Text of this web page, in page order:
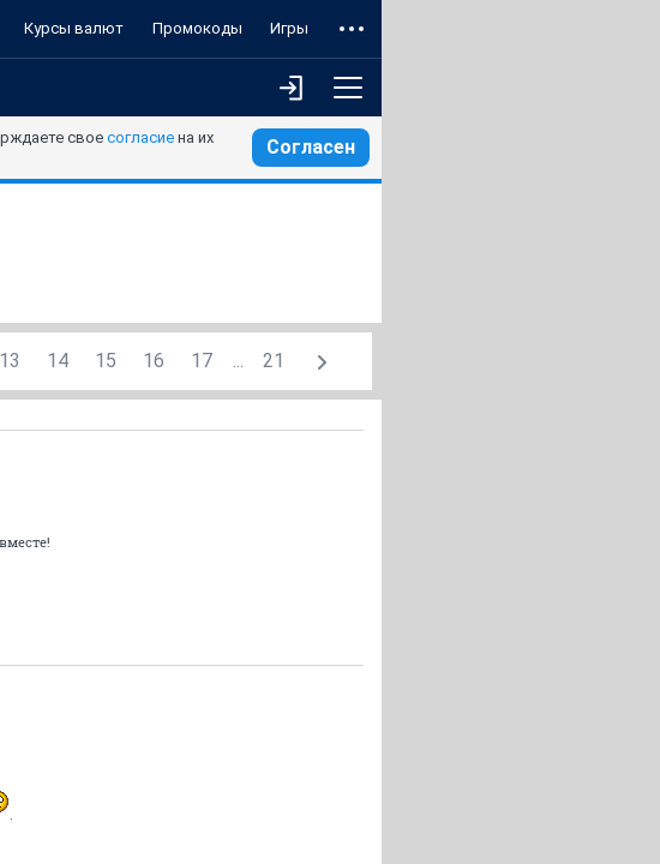
Курсы валют Промокоды Игры
свое согласие на их
Согласен
13 14 15 16 17 ... 21
.